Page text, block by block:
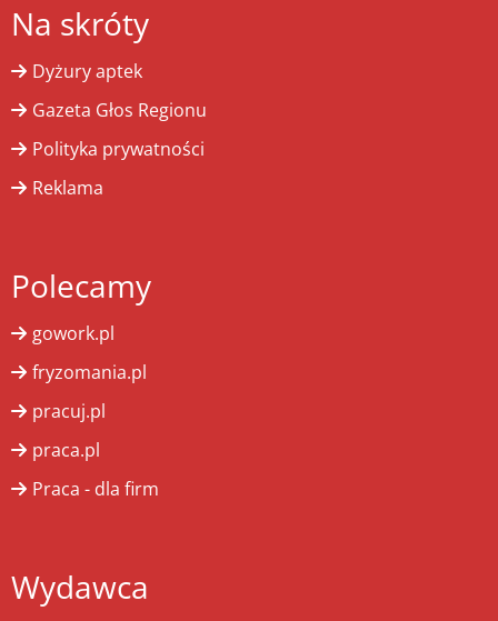
Na skróty
Dyżury aptek
Gazeta Głos Regionu
Polityka prywatności
Reklama
Polecamy
gowork.pl
fryzomania.pl
pracuj.pl
praca.pl
Praca - dla firm
Wydawca